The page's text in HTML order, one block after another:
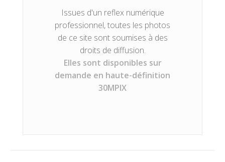
Issues d'un reflex numérique
professionnel, toutes les photos
de ce site sont soumises à des
droits de diffusion.
Elles sont disponibles sur
demande en haute-définition
30MPIX